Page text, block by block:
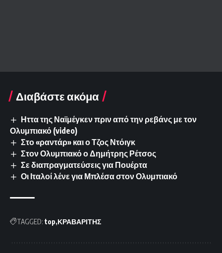
Διαβάστε ακόμα
Ηττα της Ναϊμέγκεν πριν από την ρεβάνς με τον
Ολυμπιακό (video)
Στο «ραντάρ» και ο Τζος Ντόιγκ
Στον Ολυμπιακό ο Δημήτρης Ρέτσος
Σε διαπραγματεύσεις για Πουέρτα
Οι Ιταλοί λένε για Μπλέσα στον Ολυμπιακό
TAGGED: top ΚΡΑΒΑΡΙΤΗΣ